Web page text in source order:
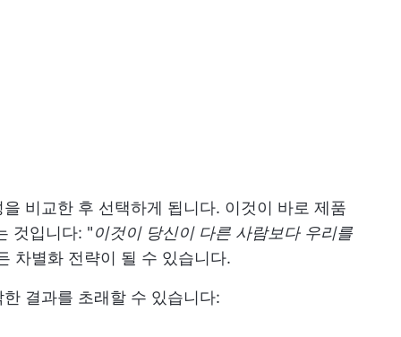
비교한 후 선택하게 됩니다. 이것이 바로 제품
것입니다: "이것이 당신이 다른 사람보다 우리를
차별화 전략이 될 수 있습니다.
결과를 초래할 수 있습니다: